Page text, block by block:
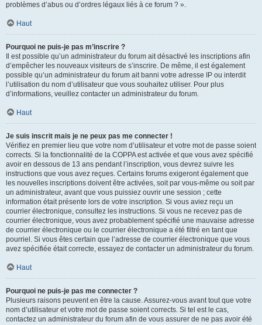
problèmes d’abus ou d’ordres légaux liés à ce forum ? ».
Haut
Pourquoi ne puis-je pas m’inscrire ?
Il est possible qu’un administrateur du forum ait désactivé les inscriptions afin
d’empêcher les nouveaux visiteurs de s’inscrire. De même, il est également
possible qu’un administrateur du forum ait banni votre adresse IP ou interdit
l’utilisation du nom d’utilisateur que vous souhaitez utiliser. Pour plus
d’informations, veuillez contacter un administrateur du forum.
Haut
Je suis inscrit mais je ne peux pas me connecter !
Vérifiez en premier lieu que votre nom d’utilisateur et votre mot de passe soient
corrects. Si la fonctionnalité de la COPPA est activée et que vous avez spécifié
avoir en dessous de 13 ans pendant l’inscription, vous devrez suivre les
instructions que vous avez reçues. Certains forums exigeront également que
les nouvelles inscriptions doivent être activées, soit par vous-même ou soit par
un administrateur, avant que vous puissiez ouvrir une session ; cette
information était présente lors de votre inscription. Si vous aviez reçu un
courrier électronique, consultez les instructions. Si vous ne recevez pas de
courrier électronique, vous avez probablement spécifié une mauvaise adresse
de courrier électronique ou le courrier électronique a été filtré en tant que
pourriel. Si vous êtes certain que l’adresse de courrier électronique que vous
avez spécifiée était correcte, essayez de contacter un administrateur du forum.
Haut
Pourquoi ne puis-je pas me connecter ?
Plusieurs raisons peuvent en être la cause. Assurez-vous avant tout que votre
nom d’utilisateur et votre mot de passe soient corrects. Si tel est le cas,
contactez un administrateur du forum afin de vous assurer de ne pas avoir été